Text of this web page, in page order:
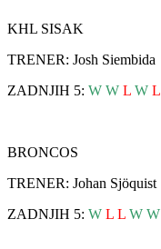
KHL SISAK
TRENER: Josh Siembida
ZADNJIH 5: W W L W L
BRONCOS
TRENER: Johan Sjöquist
ZADNJIH 5: W L L W W